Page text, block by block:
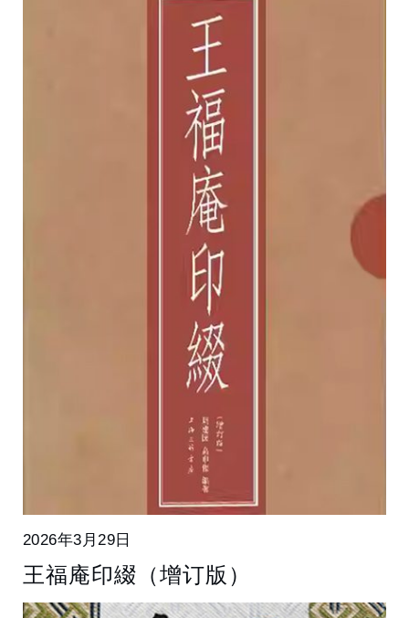
2026年3月29日
王福庵印綴（增订版）